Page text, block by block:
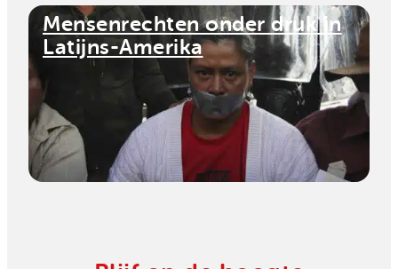
Mensenrechten onder druk in
Latijns-Amerika